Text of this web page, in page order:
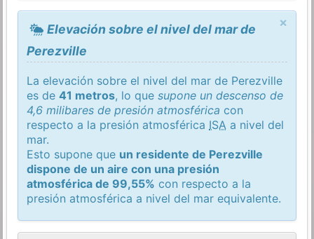
×
Elevación sobre el nivel del mar de
Perezville
La elevación sobre el nivel del mar de Perezville
es de41 metros, lo quesupone un descenso de
4,6 milibares de presión atmosférica con
respecto a la presión atmosférica ISA a nivel del
mar.
Esto supone que un residente de Perezville
dispone de un aire con una presión
atmosférica de 99,55% con respecto a la
presión atmosférica a nivel del mar equivalente.